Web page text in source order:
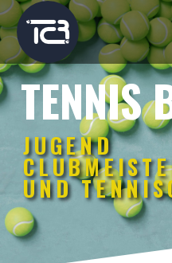
TENNIS
JUGEND
UND